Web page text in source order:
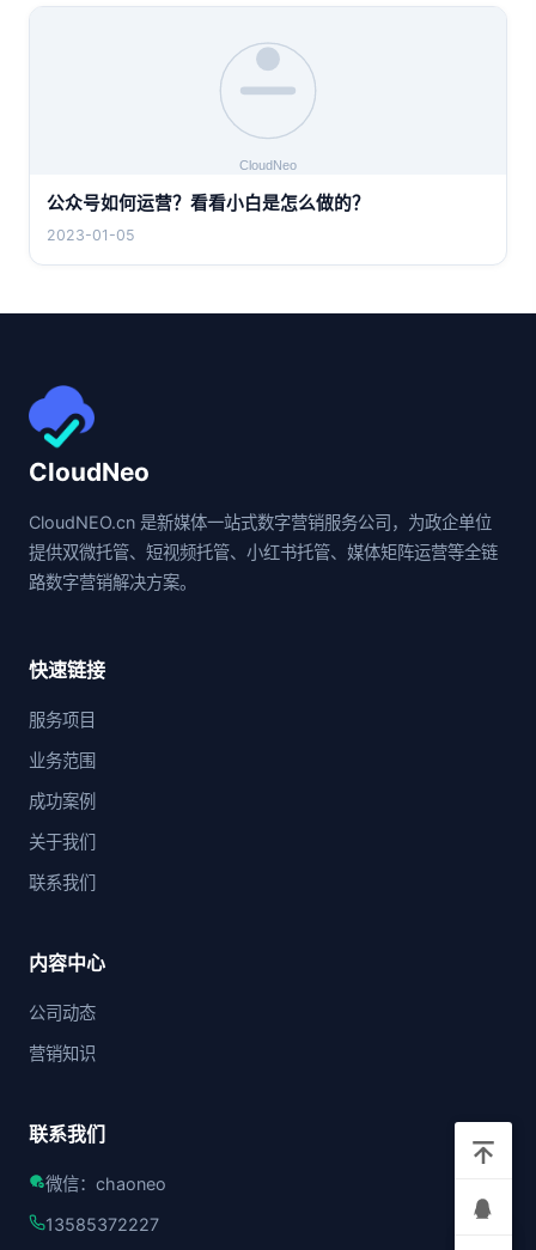
公众号如何运营？看看小白是怎么做的？
2023-01-05
CloudNeo
CloudNEO.cn 是新媒体一站式数字营销服务公司，为政企单位
提供双微托管、短视频托管、小红书托管、媒体矩阵运营等全链
路数字营销解决方案。
快速链接
服务项目
业务范围
成功案例
关于我们
联系我们
内容中心
公司动态
营销知识
联系我们
微信：chaoneo
13585372227